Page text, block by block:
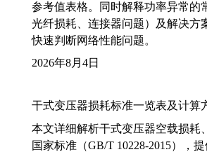
参考值表格。同时解释功率异常的
光纤损耗、连接器问题）及解决方
快速判断网络性能问题。
2026年8月4日
干式变压器损耗标准一览表及计算
本文详细解析干式变压器空载损耗
国家标准（GB/T 10228-2015），